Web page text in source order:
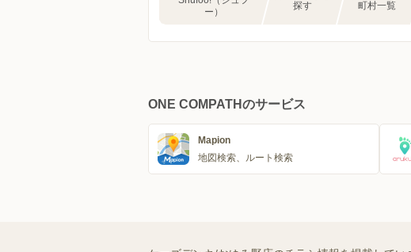
ー）
探す
町村一覧
ONE COMPATHのサービス
Mapion
地図検索、ルート検索